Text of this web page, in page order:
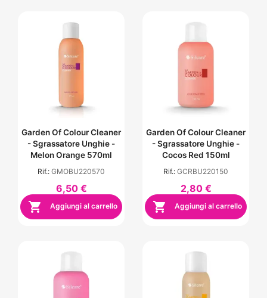
Garden Of Colour Cleaner
- Sgrassatore Unghie -
Melon Orange 570ml
Rif.: GMOBU220570
6,50 €
 Aggiungi al carrello
Garden Of Colour Cleaner
- Sgrassatore Unghie -
Cocos Red 150ml
Rif.: GCRBU220150
2,80 €
 Aggiungi al carrello